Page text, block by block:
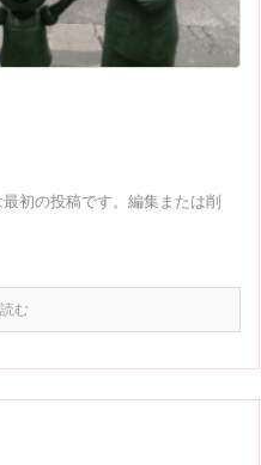
初の投稿です。編集または削
む